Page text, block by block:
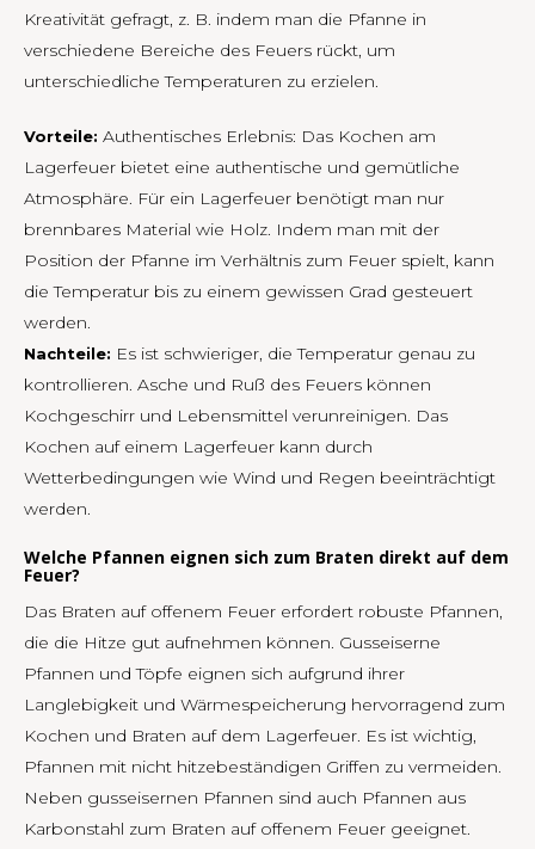
Kreativität gefragt, z. B. indem man die Pfanne in
verschiedene Bereiche des Feuers rückt, um
unterschiedliche Temperaturen zu erzielen.
Vorteile: Authentisches Erlebnis: Das Kochen am
Lagerfeuer bietet eine authentische und gemütliche
Atmosphäre. Für ein Lagerfeuer benötigt man nur
brennbares Material wie Holz. Indem man mit der
Position der Pfanne im Verhältnis zum Feuer spielt, kann
die Temperatur bis zu einem gewissen Grad gesteuert
werden.
Nachteile: Es ist schwieriger, die Temperatur genau zu
kontrollieren. Asche und Ruß des Feuers können
Kochgeschirr und Lebensmittel verunreinigen. Das
Kochen auf einem Lagerfeuer kann durch
Wetterbedingungen wie Wind und Regen beeinträchtigt
werden.
Welche Pfannen eignen sich zum Braten direkt auf dem
Feuer?
Das Braten auf offenem Feuer erfordert robuste Pfannen,
die die Hitze gut aufnehmen können. Gusseiserne
Pfannen und Töpfe eignen sich aufgrund ihrer
Langlebigkeit und Wärmespeicherung hervorragend zum
Kochen und Braten auf dem Lagerfeuer. Es ist wichtig,
Pfannen mit nicht hitzebeständigen Griffen zu vermeiden.
Neben gusseisernen Pfannen sind auch Pfannen aus
Karbonstahl zum Braten auf offenem Feuer geeignet.